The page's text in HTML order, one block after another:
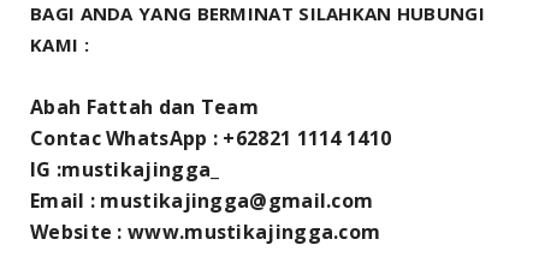
BAGI ANDA YANG BERMINAT SILAHKAN HUBUNGI
KAMI :
Abah Fattah dan Team
Contac WhatsApp : +62821 1114 1410
IG :mustikajingga_
Email : mustikajingga@gmail.com
Website : www.mustikajingga.com